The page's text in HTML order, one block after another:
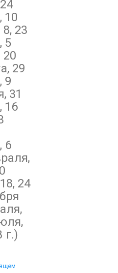
10
23
5
20
29
9
31
16
6
24
г.)